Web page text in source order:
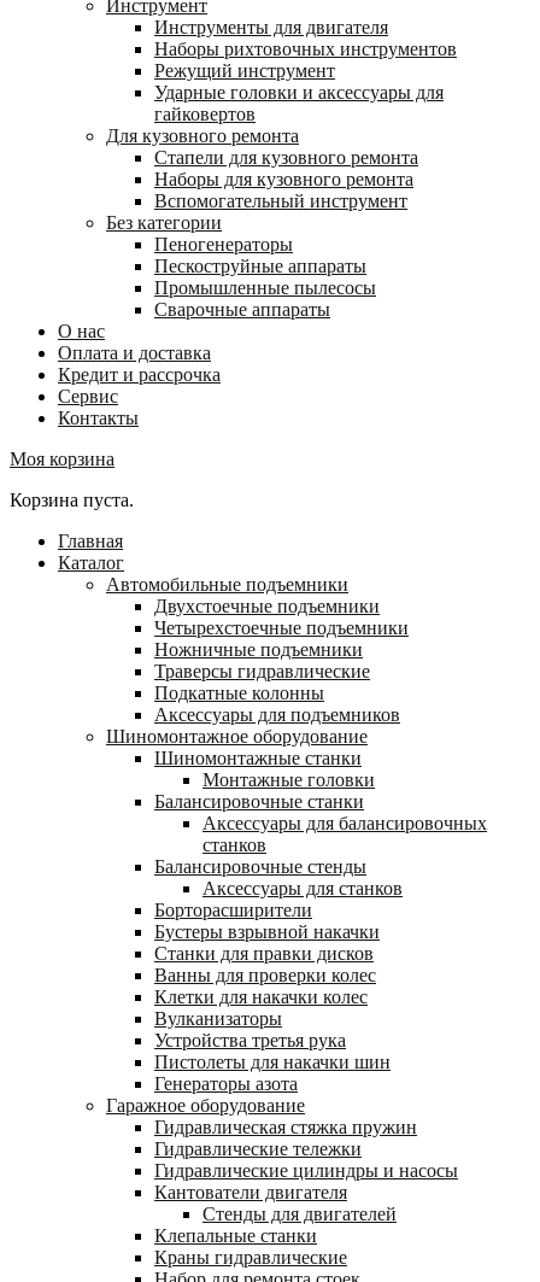
Инструмент
Инструменты для двигателя
Наборы рихтовочных инструментов
Режущий инструмент
Ударные головки и аксессуары для
гайковертов
Для кузовного ремонта
Стапели для кузовного ремонта
Наборы для кузовного ремонта
Вспомогательный инструмент
Без категории
Пеногенераторы
Пескоструйные аппараты
Промышленные пылесосы
Сварочные аппараты
О нас
Оплата и доставка
Кредит и рассрочка
Сервис
Контакты
Моя корзина
Корзина пуста.
Главная
Каталог
Автомобильные подъемники
Двухстоечные подъемники
Четырехстоечные подъемники
Ножничные подъемники
Траверсы гидравлические
Подкатные колонны
Аксессуары для подъемников
Шиномонтажное оборудование
Шиномонтажные станки
Монтажные головки
Балансировочные станки
Аксессуары для балансировочных
станков
Балансировочные стенды
Аксессуары для станков
Борторасширители
Бустеры взрывной накачки
Станки для правки дисков
Ванны для проверки колес
Клетки для накачки колес
Вулканизаторы
Устройства третья рука
Пистолеты для накачки шин
Генераторы азота
Гаражное оборудование
Гидравлическая стяжка пружин
Гидравлические тележки
Гидравлические цилиндры и насосы
Кантователи двигателя
Стенды для двигателей
Клепальные станки
Краны гидравлические